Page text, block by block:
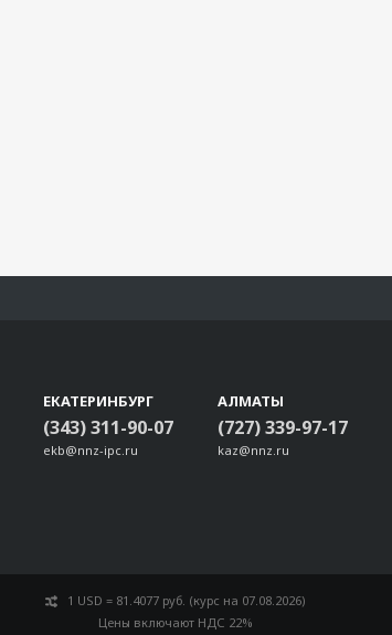
ЕКАТЕРИНБУРГ
(343) 311-90-07
ekb@nnz-ipc.ru
АЛМАТЫ
(727) 339-97-17
kaz@nnz.ru
1 USD = 81.4077 руб. (курс на 07.08.2026)
Цены включают НДС 22%